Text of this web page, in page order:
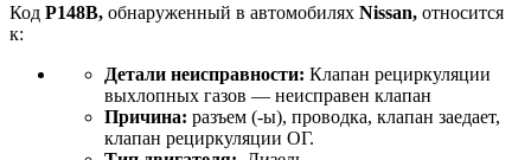
Код P148B, обнаруженный в автомобилях Nissan, относится
к:
Детали неисправности: Клапан рециркуляции
выхлопных газов — неисправен клапан
Причина: разъем (-ы), проводка, клапан заедает,
клапан рециркуляции ОГ.